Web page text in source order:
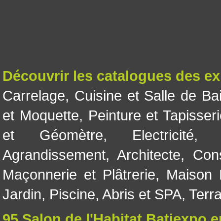
Découvrir les catalogues des
Carrelage, Cuisine et Salle de
et Moquette, Peinture et
et Géomètre, Electricité
Agrandissement, Architecte,
Maçonnerie et Plâtrerie, Maison
Jardin, Piscine, Abris et SPA,